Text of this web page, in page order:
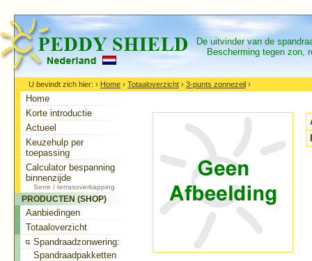
De uitvinder van de
Bescherming tegen zon,
U bevindt zich hier: › Home › Totaaloverzicht › 3-punts zonnezeil ›
Home
Korte introductie
Actueel
Keuzehulp per
toepassing
Calculator bespanning
binnenzijde
Serre / terrasoverkapping
PRODUCTEN (SHOP)
Aanbiedingen
Totaaloverzicht
Spandraadzonwering:
Spandraadpakketten